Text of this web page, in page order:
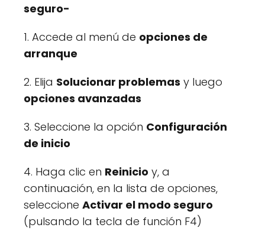
seguro-
1. Accede al menú de opciones de
arranque
2. Elija Solucionar problemas y luego
opciones avanzadas
3. Seleccione la opción Configuración
de inicio
4. Haga clic en Reinicio y, a
continuación, en la lista de opciones,
seleccione Activar el modo seguro
(pulsando la tecla de función F4)